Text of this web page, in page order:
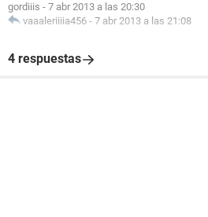
gordiiis - 7 abr 2013 a las 20:30
vaaaleriiiia456 - 7 abr 2013 a las 21:08
4 respuestas